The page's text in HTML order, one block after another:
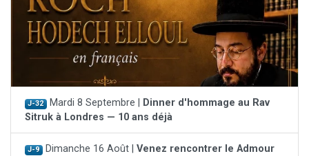
J-32 Mardi 8 Septembre |
Dinner d'hommage au Rav
Sitruk à Londres — 10 ans déjà
J-9 Dimanche 16 Août | Venez rencontrer le Admour